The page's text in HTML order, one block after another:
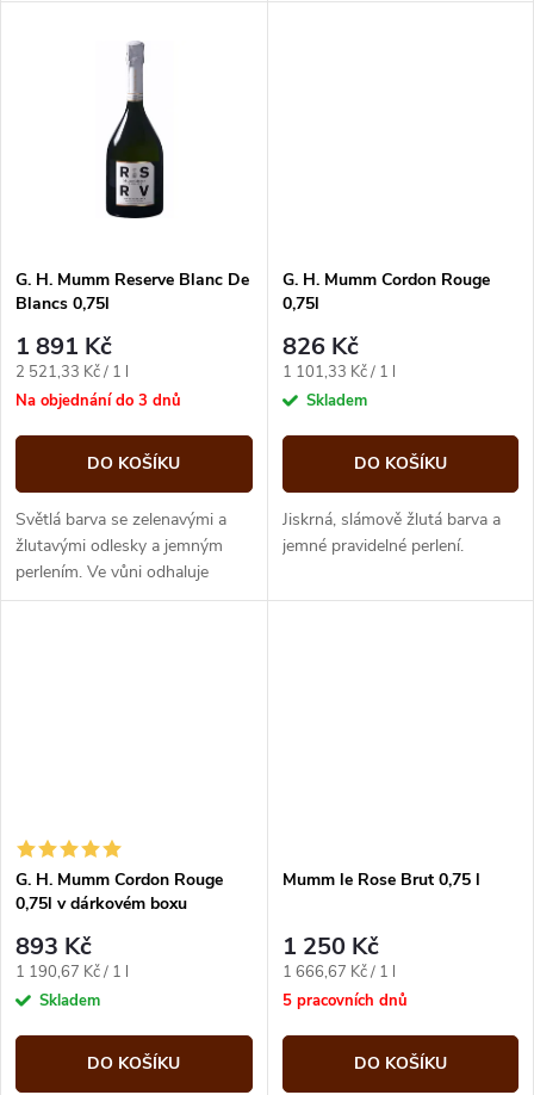
G. H. Mumm Reserve Blanc De
Blancs 0,75l
1 891 Kč
Měrná
cena:
2 521,33 Kč / 1 l
Na objednání do 3 dnů
DO KOŠÍKU
Světlá barva se zelenavými a
žlutavými odlesky a jemným
perlením. Ve vůni odhaluje
Blanc de Blancs tóny bílých
G. H. Mumm Cordon Rouge
0,75l
826 Kč
Měrná
cena:
1 101,33 Kč / 1 l
Skladem
DO KOŠÍKU
Jiskrná, slámově žlutá barva a
jemné pravidelné perlení.
G. H. Mumm Cordon Rouge
0,75l v dárkovém boxu
893 Kč
Měrná
cena:
1 190,67 Kč / 1 l
Skladem
DO KOŠÍKU
Mumm le Rose Brut 0,75 l
1 250 Kč
Měrná
cena:
1 666,67 Kč / 1 l
5 pracovních dnů
DO KOŠÍKU